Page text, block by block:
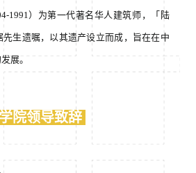
1991）为第一代著名华人建筑师，「陆
生遗嘱，以其遗产设立而成，旨在在中
展。
学院领导致辞